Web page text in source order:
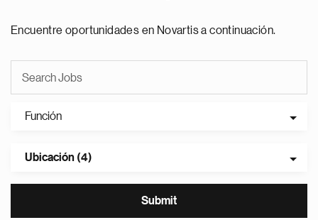
Encuentre oportunidades en Novartis a continuación.
Función
Ubicación (4)